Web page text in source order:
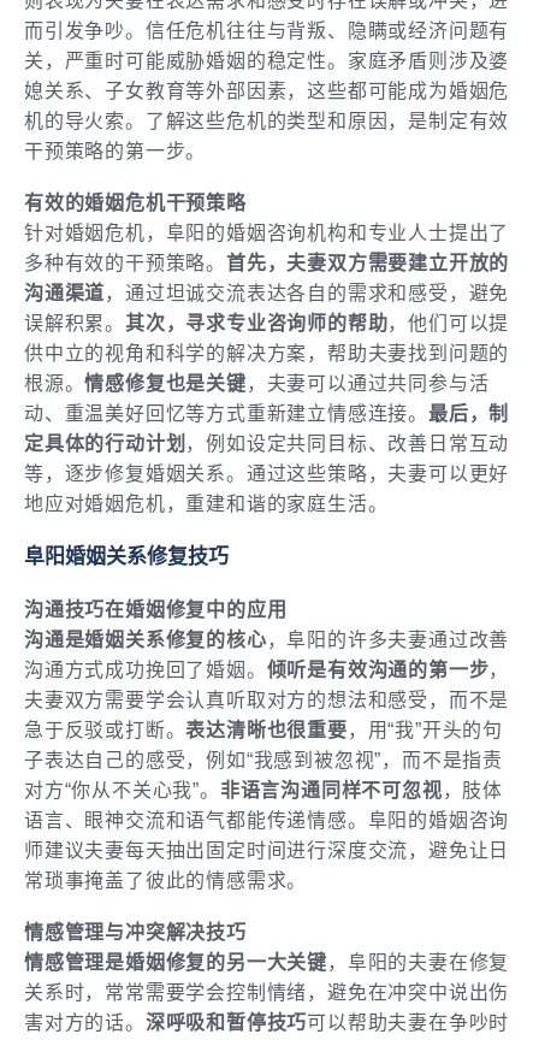
而引发争吵。信任危机往往与背叛、隐瞒或经济问题有
关，严重时可能威胁婚姻的稳定性。家庭矛盾则涉及婆
媳关系、子女教育等外部因素，这些都可能成为婚姻危
机的导火索。了解这些危机的类型和原因，是制定有效
干预策略的第一步。
有效的婚姻危机干预策略
针对婚姻危机，阜阳的婚姻咨询机构和专业人士提出了
多种有效的干预策略。 首先，夫妻双方需要建立开放的
沟通渠道 ，通过坦诚交流表达各自的需求和感受，避免
误解积累。 其次，寻求专业咨询师的帮助，他们可以提
供中立的视角和科学的解决方案，帮助夫妻找到问题的
根源。情感修复也是关键 ，夫妻可以通过共同参与活
动、重温美好回忆等方式重新建立情感连接。 最后，制
定具体的行动计划 ，例如设定共同目标、改善日常互动
等，逐步修复婚姻关系。通过这些策略，夫妻可以更好
地应对婚姻危机，重建和谐的家庭生活。
阜阳婚姻关系修复技巧
沟通技巧在婚姻修复中的应用
沟通是婚姻关系修复的核心 ，阜阳的许多夫妻通过改善
沟通方式成功挽回了婚姻。 倾听是有效沟通的第一步，
夫妻双方需要学会认真听取对方的想法和感受，而不是
急于反驳或打断。表达清晰也很重要 ，用“我”开头的句
子表达自己的感受，例如“我感到被忽视”，而不是指责
对方“你从不关心我”。 非语言沟通同样不可忽视 ，肢体
语言、眼神交流和语气都能传递情感。阜阳的婚姻咨询
师建议夫妻每天抽出固定时间进行深度交流，避免让日
常琐事掩盖了彼此的情感需求。
情感管理与冲突解决技巧
情感管理是婚姻修复的另一大关键 ，阜阳的夫妻在修复
关系时，常常需要学会控制情绪，避免在冲突中说出伤
害对方的话。 深呼吸和暂停技巧可以帮助夫妻在争吵时